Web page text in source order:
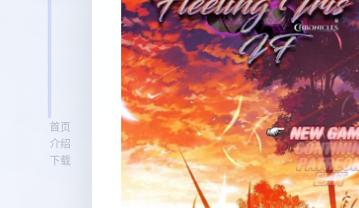
首页
介绍
下载